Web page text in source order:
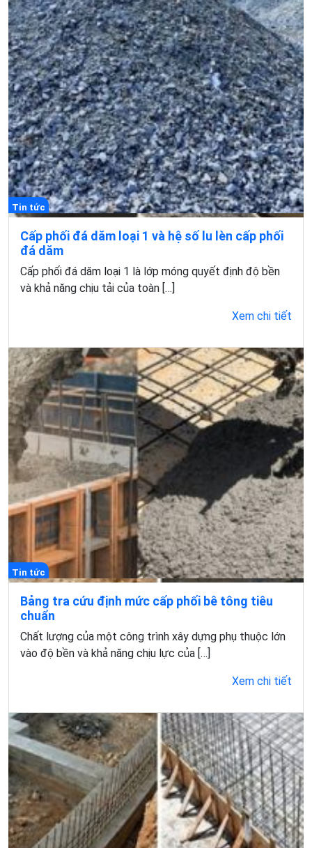
Tin tức
Cấp phối đá dăm loại 1 và hệ số lu lèn cấp phối
đá dăm
Cấp phối đá dăm loại 1 là lớp móng quyết định độ bền
và khả năng chịu tải của toàn […]
Xem chi tiết
Tin tức
Bảng tra cứu định mức cấp phối bê tông tiêu
chuẩn
Chất lượng của một công trình xây dựng phụ thuộc lớn
vào độ bền và khả năng chịu lực của […]
Xem chi tiết